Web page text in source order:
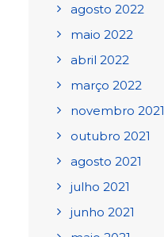
agosto 2022
maio 2022
abril 2022
março 2022
novembro 2021
outubro 2021
agosto 2021
julho 2021
junho 2021